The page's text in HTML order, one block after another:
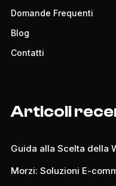
Domande Frequenti
Blog
Contatti
Articoli
Guida alla Scelta della
Morzi: Soluzioni E-